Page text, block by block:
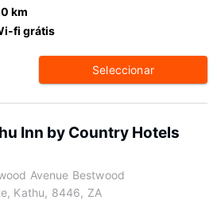
km
fi grátis
Seleccionar
Inn by Country Hotels
Avenue Bestwood
Kathu, 8446, ZA